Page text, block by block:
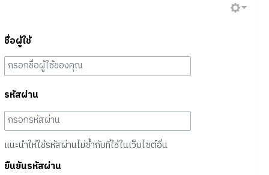
ชื่อผู้ใช้
รหัสผ่าน
แนะนำให้ใช้รหัสผ่านไม่ซ้ำกับที่ใช้ในเว็บไซต์อื่น
ยืนยันรหัสผ่าน